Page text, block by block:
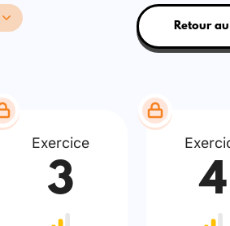
Retour
Exercice
3 4